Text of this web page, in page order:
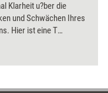
Klarheit u?ber die
und Schwächen Ihres
Hier ist eine T